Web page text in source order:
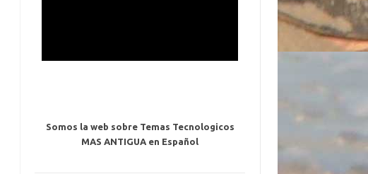
Somos la web sobre Temas Tecnologicos
MAS ANTIGUA en Español